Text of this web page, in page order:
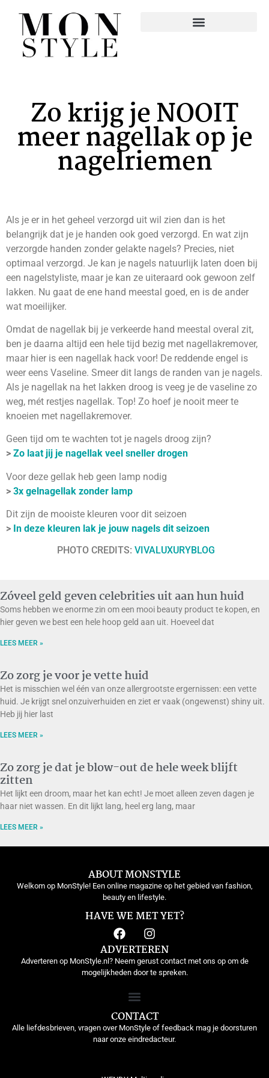
Zo krijg je NOOIT
meer nagellak op je
nagelriemen
Als je er in het geheel verzorgd uit wil zien dan is het
belangrijk dat je je handen ook goed verzorgd. En wat zijn
verzorgde handen zonder gelakte nagels? Precies, niet
optimaal verzorgd. Je kan je nagels natuurlijk laten doen bij
een nagelstyliste, maar je kan ze uiteraard ook gewoon zelf
lakken. Nu gaat de ene hand meestal goed, en is de ander
wat moeilijker.
Omdat de nagellak bij je verkeerde hand meestal overal zit,
ben je daarna altijd een hele tijd bezig met nagellakremover,
maar hier is een nagellak hack voor! De reddende engel is
weer eens Vaseline. Smeer dit langs de randen van je nagels.
Als je nagellak na het lakken droog is veeg je de vaseline zo
weg, mét restjes nagellak. Top! Zo hoef je nooit meer te
knoeien met nagellakremover.
Geen tijd om te wachten tot je nagels droog zijn?
> Zo laat jij je nagellak veel sneller drogen
Voor deze gellak heb geen lamp nodig
> 3x gelnagellak zonder lamp
Dit zijn de mooiste kleuren voor dit seizoen
> In deze kleuren lak je jouw nagels dit seizoen
PHOTO CREDITS: VIVALUXURYBLOG
Zóveel geld geven celebrities uit aan hun huid
Soms hebben we enorme zin om een mooi beauty product te kopen, en
hier geven we best een hele hoop geld aan uit. Hoeveel dat
LEES MEER »
Zo zorg je voor je vette huid
Het is misschien wel één van onze allergrootste ergernissen: een vette
huid. Je krijgt snel onzuiverhuiden en ziet er vaak (ongewenst) shiny uit.
Heb jij hier last
LEES MEER »
Zo zorg je dat je blow-out de hele week blijft
zitten
Het lijkt een droom, maar het kan echt! Je moet alleen zeven dagen je
haar niet wassen. En dit lijkt lang, heel erg lang, maar
LEES MEER »
ABOUT MONSTYLE
Welkom op MonStyle! Een online magazine op het gebied van fashion,
beauty en lifestyle.
HAVE WE MET YET?
ADVERTEREN
Adverteren op MonStyle.nl? Neem gerust contact met ons op om de
mogelijkheden door te spreken.
CONTACT
Alle liefdesbrieven, vragen over MonStyle of feedback mag je doorsturen
naar onze eindredacteur.